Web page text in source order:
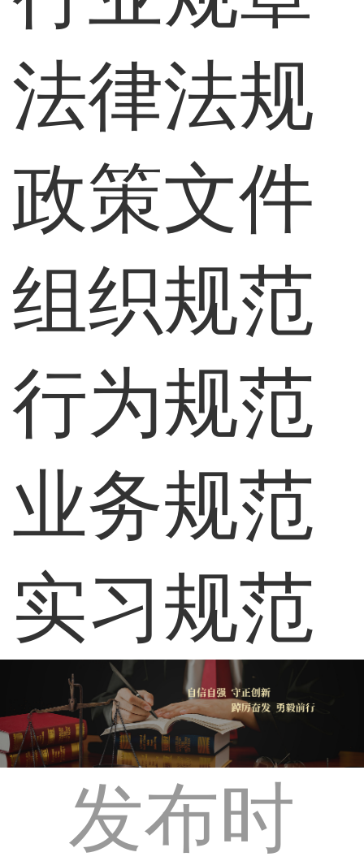
法律法规
政策文件
组织规范
行为规范
业务规范
实习规范
发布时